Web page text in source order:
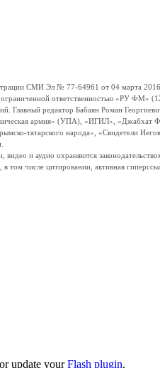
СМИ Эл № 77-64961 от 04 марта
ответственностью «РУ ФМ»
Главный редактор Бабаян Роман
армия» (УПА), «ИГИЛ»,
татарского народа», «Свидетели
и аудио охраняются
числе цитировании, активная
update yourFlash plugin.